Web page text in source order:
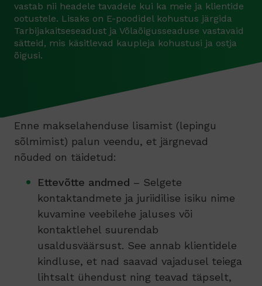
vastab nii headele tavadele kui ka meie ja klientide
ootustele. Lisaks on E-poodidel kohustus järgida
Tarbijakaitseseadust ja Võlaõigusseaduse vastavaid
sätteid, mis käsitlevad kaupleja kohustusi ja ostja
õigusi.
Enne makselahenduse lisamist (lepingu
sõlmimist) palun veendu, et järgnevad
nõuded on täidetud:
Ettevõtte andmed – Selgete
kontaktandmete ja juriidilise isiku nime
kuvamine veebilehe jaluses või
kontaktlehel suurendab
usaldusväärsust. See annab klientidele
kindluse, et nad saavad vajadusel teiega
lihtsalt ühendust ning teavad täpselt,